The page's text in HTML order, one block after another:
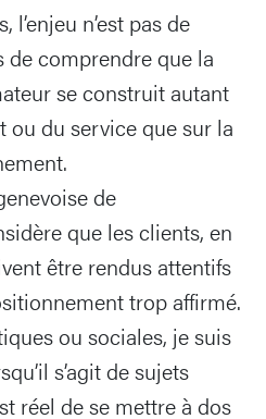
l’enjeu n’est pas de
comprendre que la
se construit autant
du service que sur la
de
que les clients, en
être rendus attentifs
trop affirmé.
ou sociales, je suis
s’agit de sujets
réel de se mettre à dos